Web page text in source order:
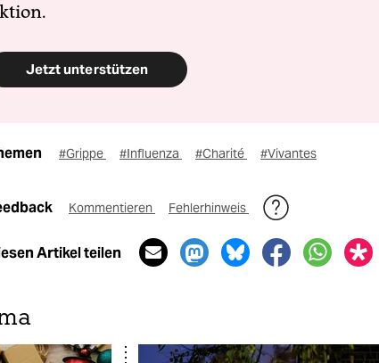
Jetzt unterstützen
#Grippe #Influenza #Charité #Vivantes
Kommentieren Fehlerhinweis
Artikel teilen